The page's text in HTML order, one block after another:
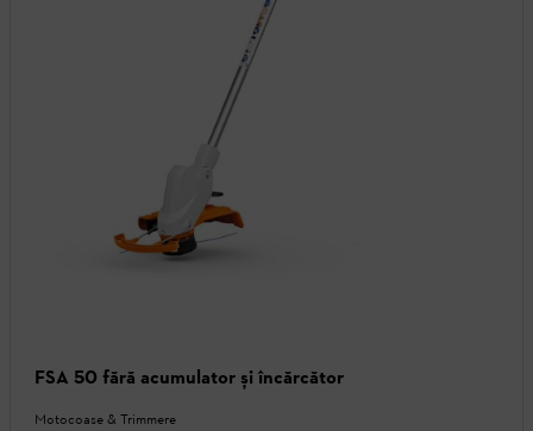
FSA 50 fără acumulator și încărcător
Motocoase & Trimmere